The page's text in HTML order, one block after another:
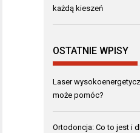
każdą kieszeń
OSTATNIE WPISY
Laser
może pomóc?
Ortodoncja: Co to jest i